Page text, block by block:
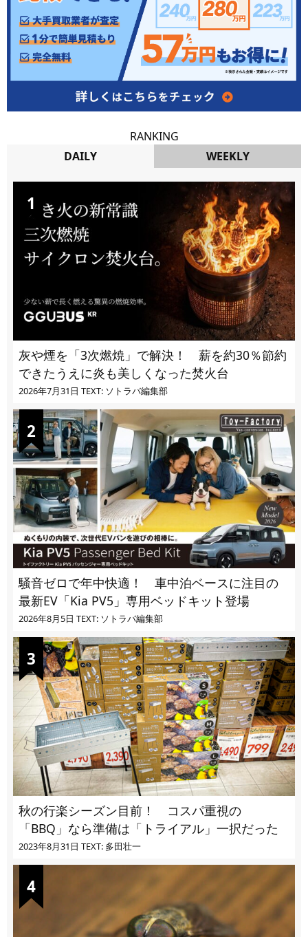
RANKING
DAILY
WEEKLY
灰や煙を「3次燃焼」で解決！ 薪を約30％節約
できたうえに炎も美しくなった焚火台
2026年7月31日 TEXT: ソトラバ編集部
騒音ゼロで年中快適！ 車中泊ベースに注目の
最新EV「Kia PV5」専用ベッドキット登場
2026年8月5日 TEXT: ソトラバ編集部
秋の行楽シーズン目前！ コスパ重視の
「BBQ」なら準備は「トライアル」一択だった
2023年8月31日 TEXT: 多田壮一